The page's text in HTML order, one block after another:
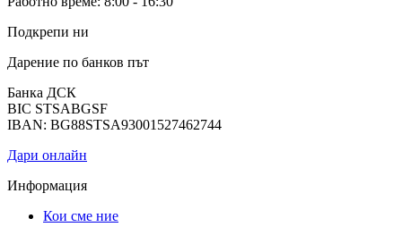
Подкрепи ни
Дарение по банков път
Банка ДСК
BIC STSABGSF
IBAN: BG88STSA93001527462744
Дари онлайн
Информация
Кои сме ние